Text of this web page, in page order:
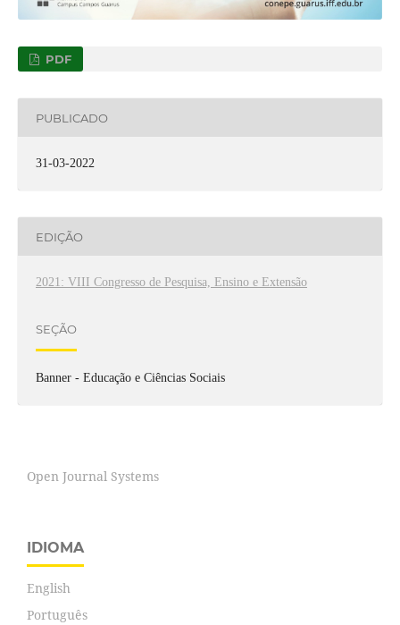
PDF
PUBLICADO
31-03-2022
EDIÇÃO
2021: VIII Congresso de Pesquisa, Ensino e Extensão
SEÇÃO
Banner - Educação e Ciências Sociais
Open Journal Systems
IDIOMA
English
Português